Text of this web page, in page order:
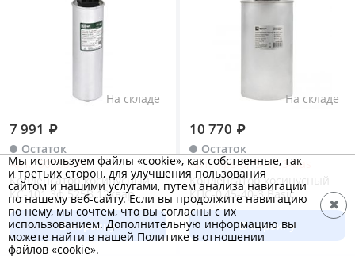
На складе
7 991 ₽
Остаток
Арт.: 50438DEK
Конденсатор косинусный
КС-101 3ф 525В 12квар
В корзину
На складе
10 770 ₽
Остаток
Арт.: kps-0,45-40-3-bas
Конденсатор косинусный
КПС-0,45-40-3 Basic
В корзину
Мы используем файлы «cookie», как собственные, так
и третьих сторон, для улучшения пользования
сайтом и нашими услугами, путем анализа навигации
по нашему веб-сайту. Если вы продолжите навигацию
по нему, мы сочтем, что вы согласны с их
использованием. Дополнительную информацию вы
можете найти в нашей Политике в отношении
файлов «cookie».
✖